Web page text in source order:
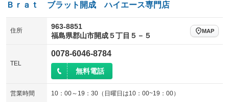
Ｂｒａｔ ブラット開成 ハイエース専門店
住所
963-8851
福島県郡山市開成５丁目５－５
MAP
TEL
0078-6046-8784
無料電話
営業時間 10：00～19：30（日曜日は10：00~19：00）